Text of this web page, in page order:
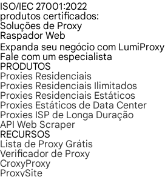
ISO/IEC 27001:2022
produtos certificados:
Soluções de Proxy
Raspador Web
Expanda seu negócio com LumiProxy
Fale com um especialista
PRODUTOS
Proxies Residenciais
Proxies Residenciais Ilimitados
Proxies Residenciais Estáticos
Proxies Estáticos de Data Center
Proxies ISP de Longa Duração
API Web Scraper
RECURSOS
Lista de Proxy Grátis
Verificador de Proxy
CroxyProxy
ProxySite